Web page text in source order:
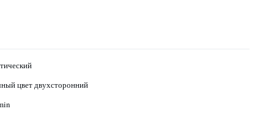
цвет двухсторонний